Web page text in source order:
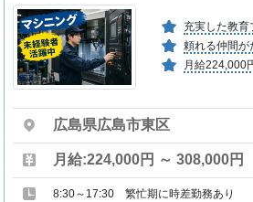
充実した教育
頼れる仲間が
月給224,000
広島県広島市東区
月給:224,000円 ～ 308,000円
8:30～17:30 繁忙期に時差勤務あり